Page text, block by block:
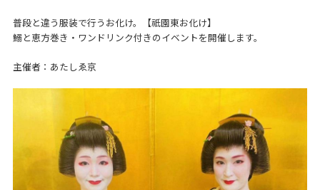
普段と違う服装で行うお化け。【祇園東お化け】
鰯と恵方巻き・ワンドリンク付きのイベントを開催します。
主催者：あたしゑ京